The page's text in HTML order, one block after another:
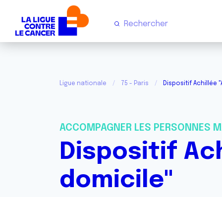
Ligue nationale 75 - Paris Dispositif Achillée
ACCOMPAGNER LES PERSONNES
Dispositif
domicile"